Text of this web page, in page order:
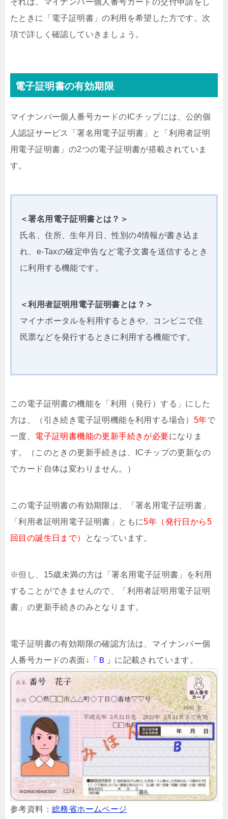
たときに「電子証明書」の利用を希望した方です。次
項で詳しく確認していきましょう。
電子証明書の有効期限
マイナンバー個人番号カードのICチップには、公的個
人認証サービス「署名用電子証明書」と「利用者証明
用電子証明書」の2つの電子証明書が搭載されていま
す。
＜署名用電子証明書とは？＞
氏名、住所、生年月日、性別の4情報が書き込ま
れ、e-Taxの確定申告など電子文書を送信するとき
に利用する機能です。
＜利用者証明用電子証明書とは？＞
マイナポータルを利用するときや、コンビニで住
民票などを発行するときに利用する機能です。
この電子証明書の機能を「利用（発行）する」にした
方は、（引き続き電子証明機能を利用する場合） 5年で
一度、 電子証明書機能の更新手続きが必要になりま
す。（このときの更新手続きは、ICチップの更新なの
でカード自体は変わりません。）
この電子証明書の有効期限は、「署名用電子証明書」
「利用者証明用電子証明書」ともに5年（発行日から5
回目の誕生日まで）
となっています。
※但し、15歳未満の方は「署名用電子証明書」を利用
することができませんので、「利用者証明用電子証明
書」の更新手続きのみとなります。
電子証明書の有効期限の確認方法は、マイナンバー個
人番号カードの表面↓
「Ｂ」 に記載されています。
参考資料： 総務省ホームページ